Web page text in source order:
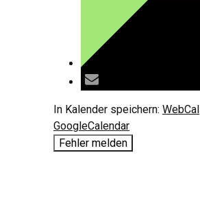
In Kalender speichern: WebCal
GoogleCalendar
Fehler melden